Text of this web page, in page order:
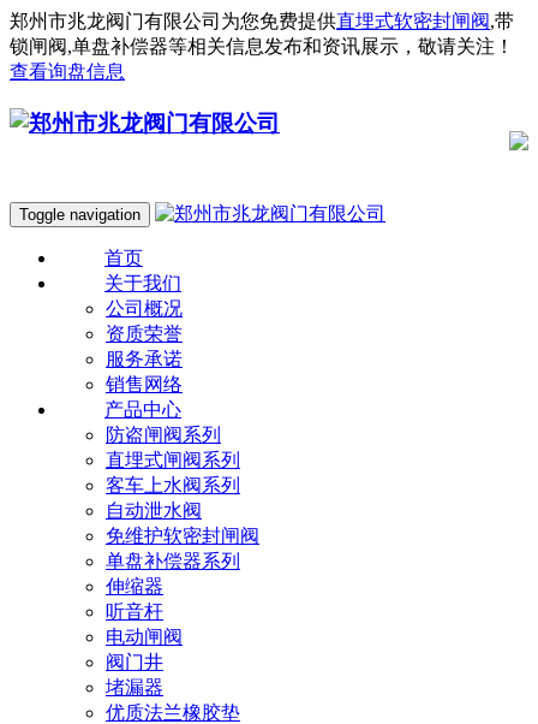
郑州市兆龙阀门有限公司为您免费提供直埋式软密封闸阀,带
锁闸阀,单盘补偿器等相关信息发布和资讯展示，敬请关注！
查看询盘信息
Toggle navigation
首页
关于我们
公司概况
资质荣誉
服务承诺
销售网络
产品中心
防盗闸阀系列
直埋式闸阀系列
客车上水阀系列
自动泄水阀
免维护软密封闸阀
单盘补偿器系列
伸缩器
听音杆
电动闸阀
阀门井
堵漏器
优质法兰橡胶垫